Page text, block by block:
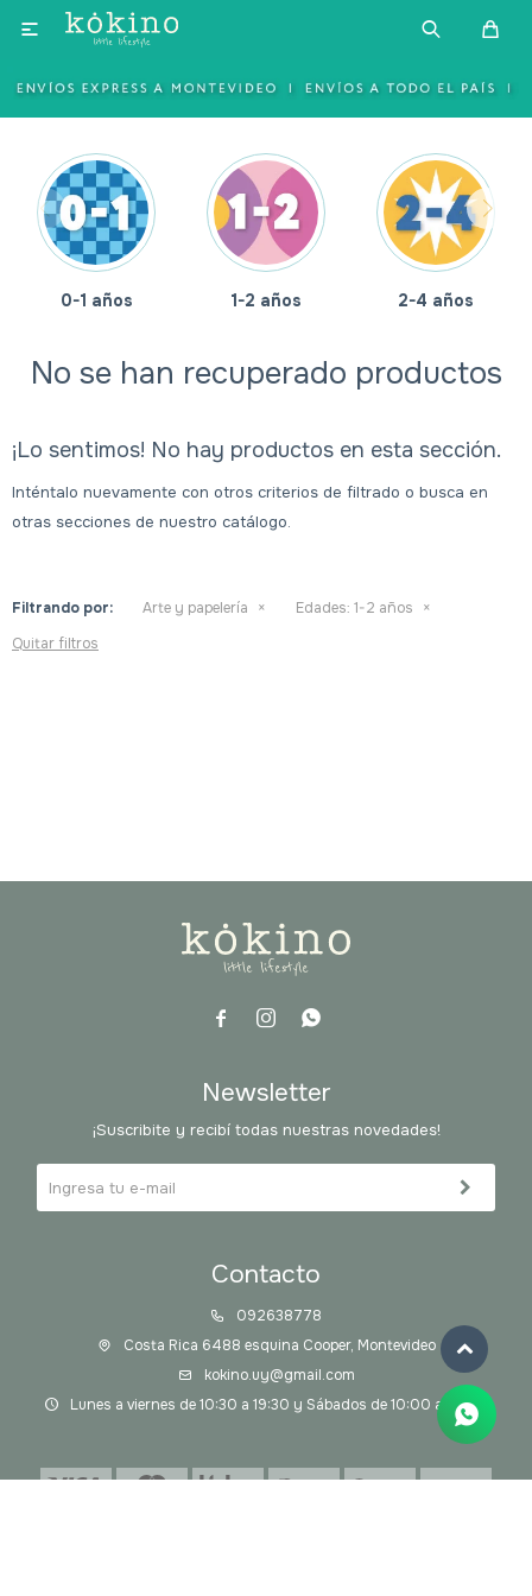

0-1 años 1-2 años 2-4 años
No se han recuperado productos
¡Lo sentimos! No hay productos en esta sección.
Inténtalo nuevamente con otros criterios de filtrado o busca en
otras secciones de nuestro catálogo.
Filtrando por: Arte y papelería Edades: 1-2 años
Quitar filtros
  
Contacto
092638778
Costa Rica 6488 esquina Cooper, Montevideo
kokino.uy@gmail.com
Lunes a viernes de 10:30 a 19:30 y Sábados de 10:00 a 14:00
Newsletter
¡Suscribite y recibí todas nuestras novedades!